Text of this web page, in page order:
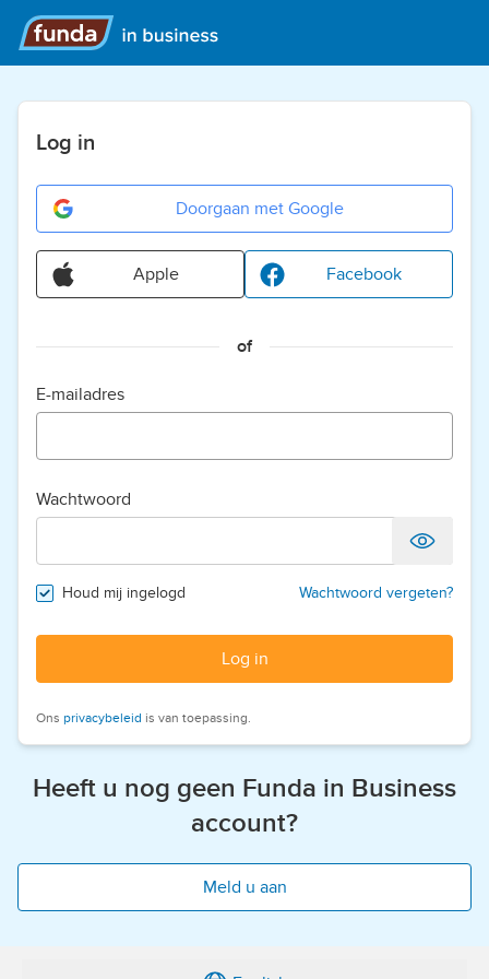
Log in
Doorgaan met Google
Apple Facebook
of
E-mailadres
Wachtwoord
Houd mij ingelogd Wachtwoord vergeten?
Log in
Ons privacybeleid is van toepassing.
Heeft u nog geen Funda in Business
account?
Meld u aan